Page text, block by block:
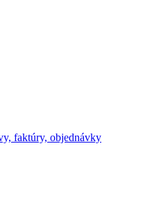
faktúry, objednávky